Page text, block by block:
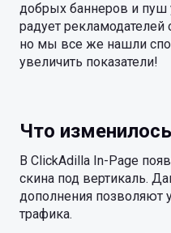
добрых баннеров и
радует
но мы все же нашли
увеличить показатели!
Что
В ClickAdilla In-Page
скина под вертикаль.
дополнения позволяют
трафика.